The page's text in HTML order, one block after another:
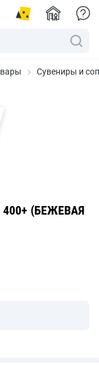
Сувениры и
400+ (БЕЖЕВАЯ